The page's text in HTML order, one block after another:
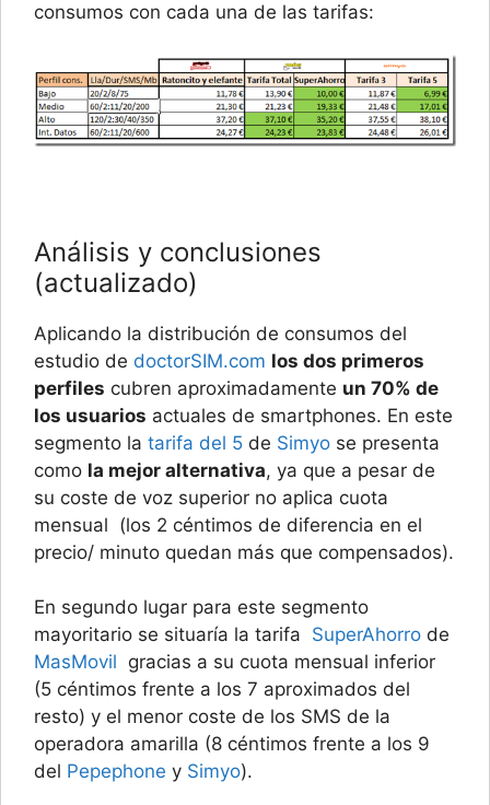
consumos con cada una de las tarifas:
Análisis y conclusiones
(actualizado)
Aplicando la distribución de consumos del
estudio de doctorSIM.com los dos primeros
perfiles cubren aproximadamente un 70% de
los usuarios actuales de smartphones. En este
segmento la tarifa del 5 de Simyo se presenta
como la mejor alternativa, ya que a pesar de
su coste de voz superior no aplica cuota
mensual (los 2 céntimos de diferencia en el
precio/ minuto quedan más que compensados).
En segundo lugar para este segmento
mayoritario se situaría la tarifa SuperAhorro de
MasMovil gracias a su cuota mensual inferior
(5 céntimos frente a los 7 aproximados del
resto) y el menor coste de los SMS de la
operadora amarilla (8 céntimos frente a los 9
del Pepephone y Simyo).